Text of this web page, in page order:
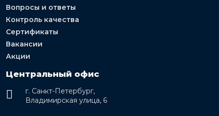
Вопросы и ответы
Контроль качества
Сертификаты
Вакансии
Акции
Центральный офис
г. Санкт-Петербург,
Владимирская улица, 6